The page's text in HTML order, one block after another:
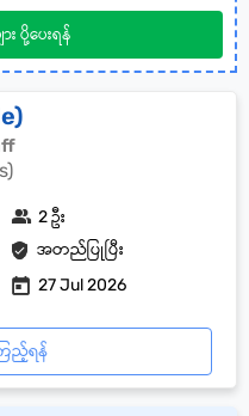
ပို့ပေးရန်
အတည်ပြုပြီး
2 ဦး
27 Jul 2026
ည့်ရန်